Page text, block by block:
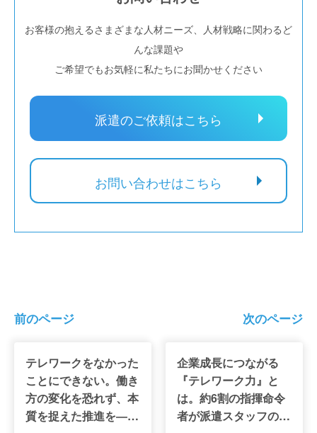
お客様の抱えるさまざまな人材ニーズ、人材戦略に関わるど
んな課題や
ご希望でもお気軽に私たちにお聞かせください
派遣のご依頼はこちら
お問い合わせはこちら
前のページ
テレワークをなかった
ことにできない。働き
方の変化を恐れず、本
質を捉えた推進を―立
次のページ
企業成長につながる
『テレワーク力』と
は。約6割の指揮命令
者が派遣スタッフのス